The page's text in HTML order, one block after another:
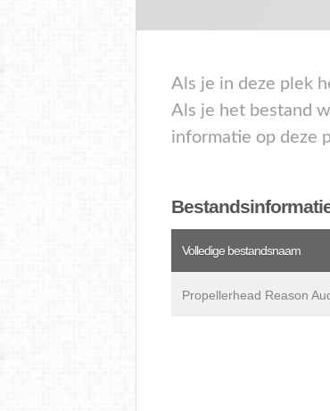
Als je in deze plek
Als je het bestand
informatie op deze
Volledige bestandsnaam
Propellerhead Reason